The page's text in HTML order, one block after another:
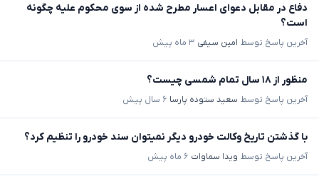
دفاع در مقابل دعوای اعسار مطرح شده از سوی محکوم علیه چگونه
است؟
آخرین پاسخ توسط امین سیفی ۳ ماه پیش
منظور از ۱۸ سال تمام شمسی چیست؟
آخرین پاسخ توسط سعید ستوده پارسا ۶ سال پیش
با گذشتن تاریخ وکالت خودرو دیگر نمیتوان سند خودرو را تنظیم کرد؟
آخرین پاسخ توسط ویدا سماوات ۶ ماه پیش